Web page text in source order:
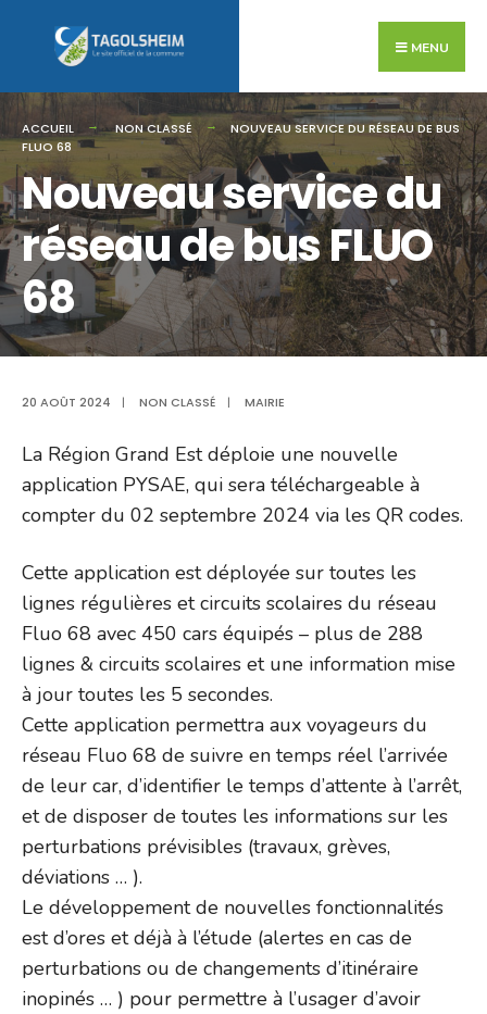
MENU
ACCUEIL NON CLASSÉ
NOUVEAU SERVICE DU RÉSEAU DE BUS
FLUO 68
Nouveau service du
réseau de bus FLUO
68
20 AOÛT 2024 | NON CLASSÉ | MAIRIE
La Région Grand Est déploie une nouvelle
application PYSAE, qui sera téléchargeable à
compter du 02 septembre 2024 via les QR codes.
Cette application est déployée sur toutes les
lignes régulières et circuits scolaires du réseau
Fluo 68 avec 450 cars équipés – plus de 288
lignes & circuits scolaires et une information mise
à jour toutes les 5 secondes.
Cette application permettra aux voyageurs du
réseau Fluo 68 de suivre en temps réel l’arrivée
de leur car, d’identifier le temps d’attente à l’arrêt,
et de disposer de toutes les informations sur les
perturbations prévisibles (travaux, grèves,
déviations … ).
Le développement de nouvelles fonctionnalités
est d’ores et déjà à l’étude (alertes en cas de
perturbations ou de changements d’itinéraire
inopinés … ) pour permettre à l’usager d’avoir
for: